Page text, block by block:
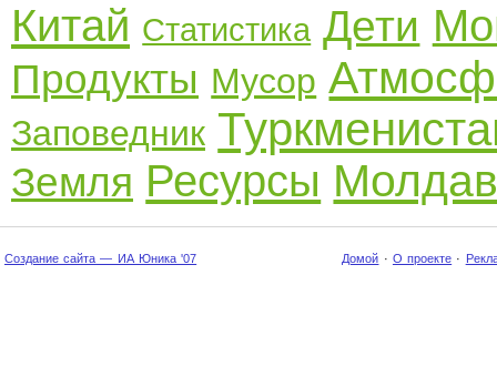
Китай Статистика Дети
Продукты Мусор
Заповедник
Земля Ресурсы
Создание сайта — ИА Юника '07 Домой · О проекте ·